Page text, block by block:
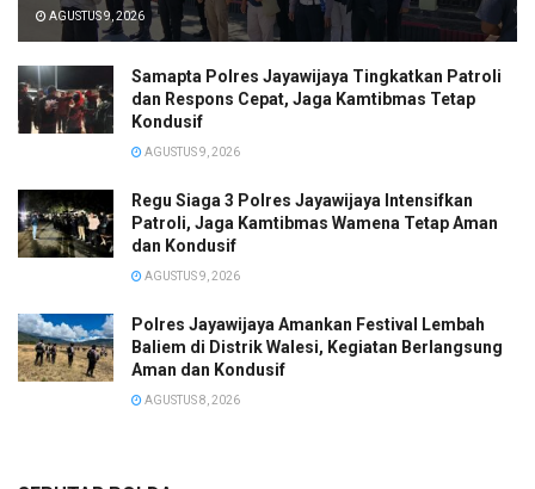
AGUSTUS 9, 2026
Samapta Polres Jayawijaya Tingkatkan Patroli
dan Respons Cepat, Jaga Kamtibmas Tetap
Kondusif
AGUSTUS 9, 2026
Regu Siaga 3 Polres Jayawijaya Intensifkan
Patroli, Jaga Kamtibmas Wamena Tetap Aman
dan Kondusif
AGUSTUS 9, 2026
Polres Jayawijaya Amankan Festival Lembah
Baliem di Distrik Walesi, Kegiatan Berlangsung
Aman dan Kondusif
AGUSTUS 8, 2026